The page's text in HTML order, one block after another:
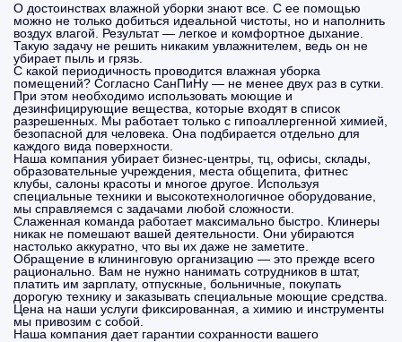
О достоинствах влажной уборки знают все. С ее помощью
можно не только добиться идеальной чистоты, но и наполнить
воздух влагой. Результат — легкое и комфортное дыхание.
Такую задачу не решить никаким увлажнителем, ведь он не
убирает пыль и грязь.
С какой периодичность проводится влажная уборка
помещений? Согласно СанПиНу — не менее двух раз в сутки.
При этом необходимо использовать моющие и
дезинфицирующие вещества, которые входят в список
разрешенных. Мы работает только с гипоаллергенной химией,
безопасной для человека. Она подбирается отдельно для
каждого вида поверхности.
Наша компания убирает бизнес-центры, тц, офисы, склады,
образовательные учреждения, места общепита, фитнес
клубы, салоны красоты и многое другое. Используя
специальные техники и высокотехнологичное оборудование,
мы справляемся с задачами любой сложности.
Слаженная команда работает максимально быстро. Клинеры
никак не помешают вашей деятельности. Они убираются
настолько аккуратно, что вы их даже не заметите.
Обращение в клининговую организацию — это прежде всего
рационально. Вам не нужно нанимать сотрудников в штат,
платить им зарплату, отпускные, больничные, покупать
дорогую технику и заказывать специальные моющие средства.
Цена на наши услуги фиксированная, а химию и инструменты
мы привозим с собой.
Наша компания дает гарантии сохранности вашего